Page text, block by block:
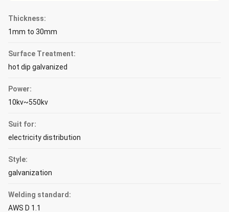
Thickness:
1mm to 30mm
Surface Treatment:
hot dip galvanized
Power:
10kv~550kv
Suit for:
electricity distribution
Style:
galvanization
Welding standard:
AWS D 1.1